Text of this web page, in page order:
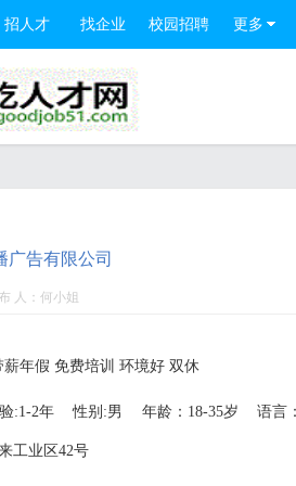
招人才 找企业 校园招聘 更多
广告有限公司
人：何小姐
薪年假 免费培训 环境好 双休
:1-2年 性别:男 年龄：18-35岁 语言
工业区42号